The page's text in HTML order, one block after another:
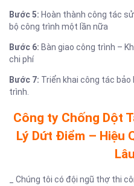
Bước 5: Hoàn thành công tác
bộ công trình một lần nữa
Bước 6: Bàn giao công trình –
chi phí
Bước 7: Triển khai công tác
trình.
Công ty Chống Dột
Lý Dứt Điểm – Hiệu
_ Chúng tôi có đội ngũ thợ thi